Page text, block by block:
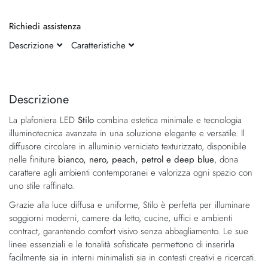
fine
galleria
di
immagini
della
di
immagini
Descrizione
La plafoniera LED Stilo combina estetica minimale e tecnologia
illuminotecnica avanzata in una soluzione elegante e versatile. Il
diffusore circolare in alluminio verniciato texturizzato, disponibile
nelle finiture bianco, nero, peach, petrol e deep blue, dona
carattere agli ambienti contemporanei e valorizza ogni spazio con
uno stile raffinato.
Grazie alla luce diffusa e uniforme, Stilo è perfetta per illuminare
soggiorni moderni, camere da letto, cucine, uffici e ambienti
contract, garantendo comfort visivo senza abbagliamento. Le sue
linee essenziali e le tonalità sofisticate permettono di inserirla
facilmente sia in interni minimalisti sia in contesti creativi e ricercati.
Richiedi assistenza
Descrizione
Caratteristiche